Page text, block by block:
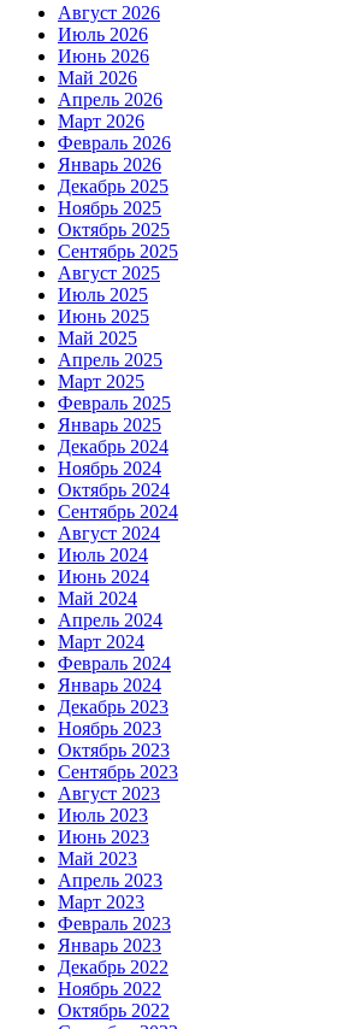
Август 2026
Июль 2026
Июнь 2026
Май 2026
Апрель 2026
Март 2026
Февраль 2026
Январь 2026
Декабрь 2025
Ноябрь 2025
Октябрь 2025
Сентябрь 2025
Август 2025
Июль 2025
Июнь 2025
Май 2025
Апрель 2025
Март 2025
Февраль 2025
Январь 2025
Декабрь 2024
Ноябрь 2024
Октябрь 2024
Сентябрь 2024
Август 2024
Июль 2024
Июнь 2024
Май 2024
Апрель 2024
Март 2024
Февраль 2024
Январь 2024
Декабрь 2023
Ноябрь 2023
Октябрь 2023
Сентябрь 2023
Август 2023
Июль 2023
Июнь 2023
Май 2023
Апрель 2023
Март 2023
Февраль 2023
Январь 2023
Декабрь 2022
Ноябрь 2022
Октябрь 2022